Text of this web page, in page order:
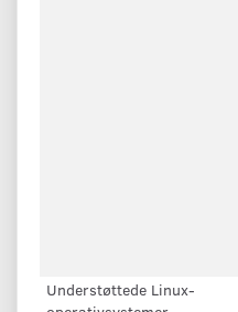
Understøttede Linux-